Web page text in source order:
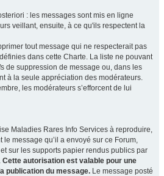
: les messages sont mis en ligne
veillant, ensuite, à ce qu'ils respectent la
tout message qui ne respecterait pas
dans cette Charte. La liste ne pouvant
de suppression de message ou, dans les
à la seule appréciation des modérateurs.
les modérateurs s’efforcent de lui
Maladies Rares Info Services à reproduire,
message qu’il a envoyé sur ce Forum,
sur les supports papier rendus publics par
Cette autorisation est valable pour une
publication du message. Le message posté